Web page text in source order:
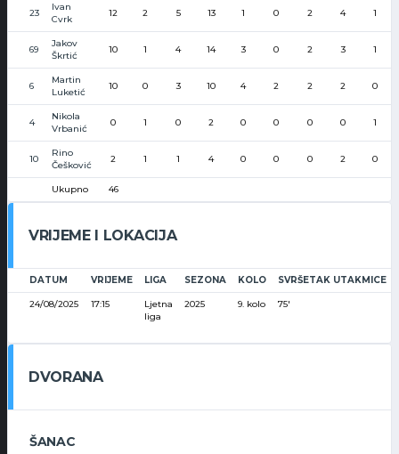
23
Ivan
Cvrk
12 2 5 13 1 0 2 4 1
69
Jakov
Škrtić
10 1 4 14 3 0 2 3 1
6
Martin
Luketić
10 0 3 10 4 2 2 2 0
4
Nikola
Vrbanić
0 1 0 2 0 0 0 0 1
10
Rino
Češković
2 1 1 4 0 0 0 2 0
Ukupno 46
VRIJEME I LOKACIJA
DATUM VRIJEME LIGA SEZONA KOLO SVRŠETAK UTAKMICE
24/08/2025 17:15
Ljetna
liga
2025 9. kolo 75'
DVORANA
ŠANAC